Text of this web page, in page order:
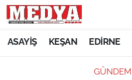
ASAYİŞ KEŞAN EDİRNE
GÜNDEM
KEŞAN